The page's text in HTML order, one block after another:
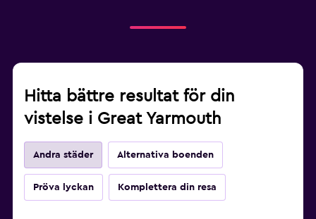
Hitta bättre resultat för din
vistelse i Great Yarmouth
Andra städer Alternativa boenden
Pröva lyckan Komplettera din resa